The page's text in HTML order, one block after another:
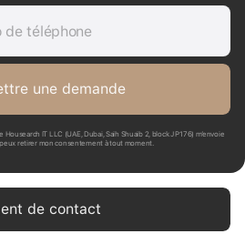
de téléphone
une demande
IT LLC (UAE, Dubai, Saih Shuaib 2, block J P176) m’envoie
retirer mon consentement à tout moment.
de contact